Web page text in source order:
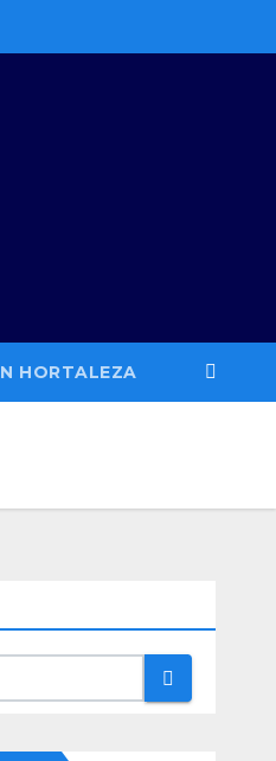
HORTALEZA